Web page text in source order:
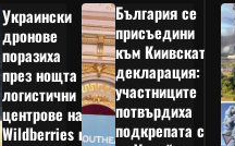
Украински
дронове
поразиха
през нощта
логистични
центрове на
Wildberries в
България се
присъедини
към Киивската
декларация:
участниците
потвърдиха
подкрепата си